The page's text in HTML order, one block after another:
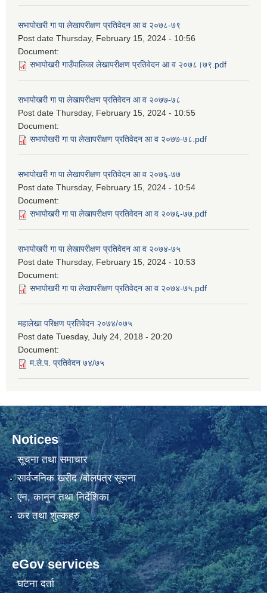
सभापोखरी गा पा लेखापरीक्षण प्रतिवेदन आ व २०७८-७९
Post date Thursday, February 15, 2024 - 10:56
Document:
सभापोखरी गाउँपालिका लेखापरीक्षण प्रतिवेदन आ व २०७८।७९.pdf
सभापोखरी गा पा लेखापरीक्षण प्रतिवेदन आ व २०७७-७८
Post date Thursday, February 15, 2024 - 10:55
Document:
सभापोखरी गा पा लेखापरीक्षण प्रतिवेदन आ व २०७७-७८.pdf
सभापोखरी गा पा लेखापरीक्षण प्रतिवेदन आ व २०७६-७७
Post date Thursday, February 15, 2024 - 10:54
Document:
सभापोखरी गा पा लेखापरीक्षण प्रतिवेदन आ व २०७६-७७.pdf
सभापोखरी गा पा लेखापरीक्षण प्रतिवेदन आ व २०७४-७५
Post date Thursday, February 15, 2024 - 10:53
Document:
सभापोखरी गा पा लेखापरीक्षण प्रतिवेदन आ व २०७४-७५.pdf
महालेखा परिक्षण प्रतिवेदन २०७४/०७५
Post date Tuesday, July 24, 2018 - 20:20
Document:
म.ले.प. प्रतिवेदन ७४/७५
Notices
सूचना तथा समाचार
सार्वजनिक खरीद /बोलपत्र सूचना
एन, कानुन तथा निर्देशिका
कर तथा शुल्कहरु
eGov services
घटना दर्ता